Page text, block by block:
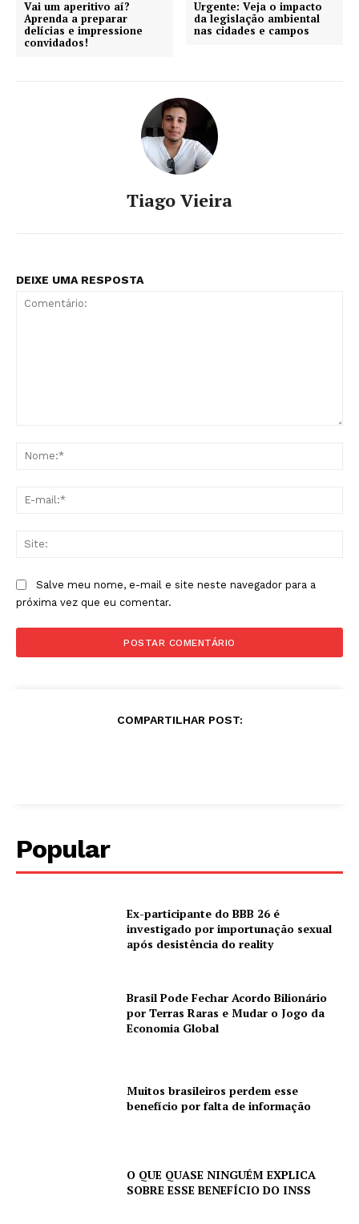
Vai um aperitivo aí?
Aprenda a preparar
delícias e impressione
convidados!
Urgente: Veja o impacto
da legislação ambiental
nas cidades e campos
Tiago Vieira
DEIXE UMA RESPOSTA
Salve meu nome, e-mail e site neste navegador para a
próxima vez que eu comentar.
COMPARTILHAR POST:
Popular
Ex-participante do BBB 26 é
investigado por importunação sexual
após desistência do reality
Brasil Pode Fechar Acordo Bilionário
por Terras Raras e Mudar o Jogo da
Economia Global
Muitos brasileiros perdem esse
benefício por falta de informação
O QUE QUASE NINGUÉM EXPLICA
SOBRE ESSE BENEFÍCIO DO INSS